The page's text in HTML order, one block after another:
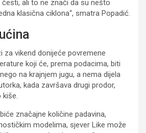
ali to ne znači da su nešto
klasična ciklona“, smatra Popadić.
za vikend donijeće povremene
koji će, prema podacima, biti
na krajnjem jugu, a nema dijela
kada završava drugi prodor,
kiše.
značajne količine padavina,
modelima, sjever Like može